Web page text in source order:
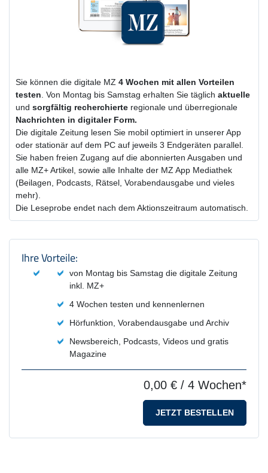
Sie können die digitale MZ 4 Wochen mit allen Vorteilen
testen. Von Montag bis Samstag erhalten Sie täglich aktuelle
und sorgfältig recherchierte regionale und überregionale
Nachrichten in digitaler Form.
Die digitale Zeitung lesen Sie mobil optimiert in unserer App
oder stationär auf dem PC auf jeweils 3 Endgeräten parallel.
Sie haben freien Zugang auf die abonnierten Ausgaben und
alle MZ+ Artikel, sowie alle Inhalte der MZ App Mediathek
(Beilagen, Podcasts, Rätsel, Vorabendausgabe und vieles
mehr).
Die Leseprobe endet nach dem Aktionszeitraum automatisch.
Produktzusammenfassung und
Ihre Vorteile:
von Montag bis Samstag die digitale Zeitung
inkl. MZ+
4 Wochen testen und kennenlernen
Hörfunktion, Vorabendausgabe und Archiv
Newsbereich, Podcasts, Videos und gratis
Magazine
0,00 € / 4 Wochen*
JETZT BESTELLEN